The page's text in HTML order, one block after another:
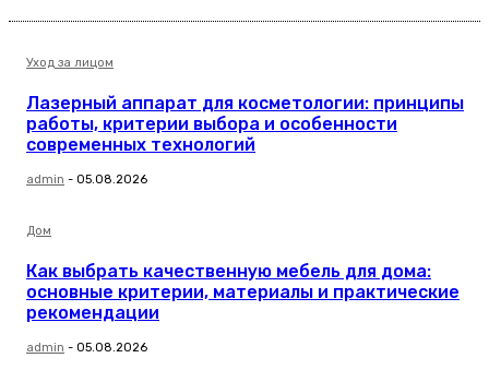
Уход за лицом
Лазерный аппарат для косметологии: принципы
работы, критерии выбора и особенности
современных технологий
admin - 05.08.2026
Дом
Как выбрать качественную мебель для дома:
основные критерии, материалы и практические
рекомендации
admin - 05.08.2026